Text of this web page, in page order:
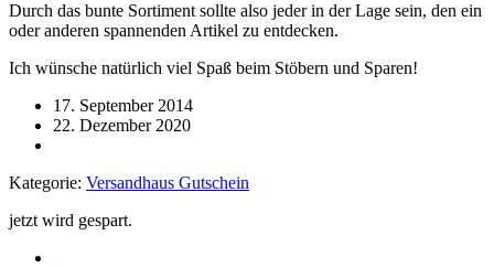
Durch das bunte Sortiment sollte also jeder in der Lage sein, den ein
oder anderen spannenden Artikel zu entdecken.
Ich wünsche natürlich viel Spaß beim Stöbern und Sparen!
17. September 2014
22. Dezember 2020
Kategorie: Versandhaus Gutschein
jetzt wird gespart.